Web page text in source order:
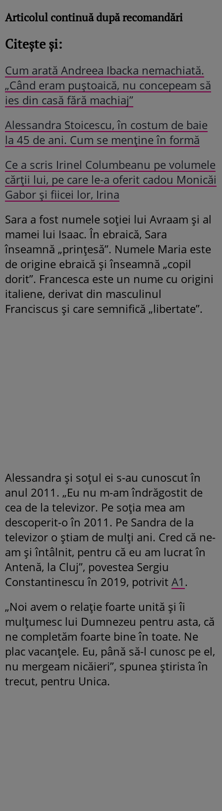
Articolul continuă după recomandări
Citește și:
Cum arată Andreea Ibacka nemachiată.
„Când eram puștoaică, nu concepeam să
ies din casă fără machiaj”
Alessandra Stoicescu, în costum de baie
la 45 de ani. Cum se menține în formă
Ce a scris Irinel Columbeanu pe volumele
cărții lui, pe care le-a oferit cadou Monicăi
Gabor și fiicei lor, Irina
Sara a fost numele soției lui Avraam și al
mamei lui Isaac. În ebraică, Sara
înseamnă „prințesă”. Numele Maria este
de origine ebraică și înseamnă „copil
dorit”. Francesca este un nume cu origini
italiene, derivat din masculinul
Franciscus și care semnifică „libertate”.
Alessandra și soțul ei s-au cunoscut în
anul 2011. „Eu nu m-am îndrăgostit de
cea de la televizor. Pe soția mea am
descoperit-o în 2011. Pe Sandra de la
televizor o știam de mulți ani. Cred că ne-
am și întâlnit, pentru că eu am lucrat în
Antenă, la Cluj”, povestea Sergiu
Constantinescu în 2019, potrivit A1 .
„Noi avem o relație foarte unită și îi
mulțumesc lui Dumnezeu pentru asta, că
ne completăm foarte bine în toate. Ne
plac vacanțele. Eu, până să-l cunosc pe el,
nu mergeam nicăieri”, spunea știrista în
trecut, pentru Unica.